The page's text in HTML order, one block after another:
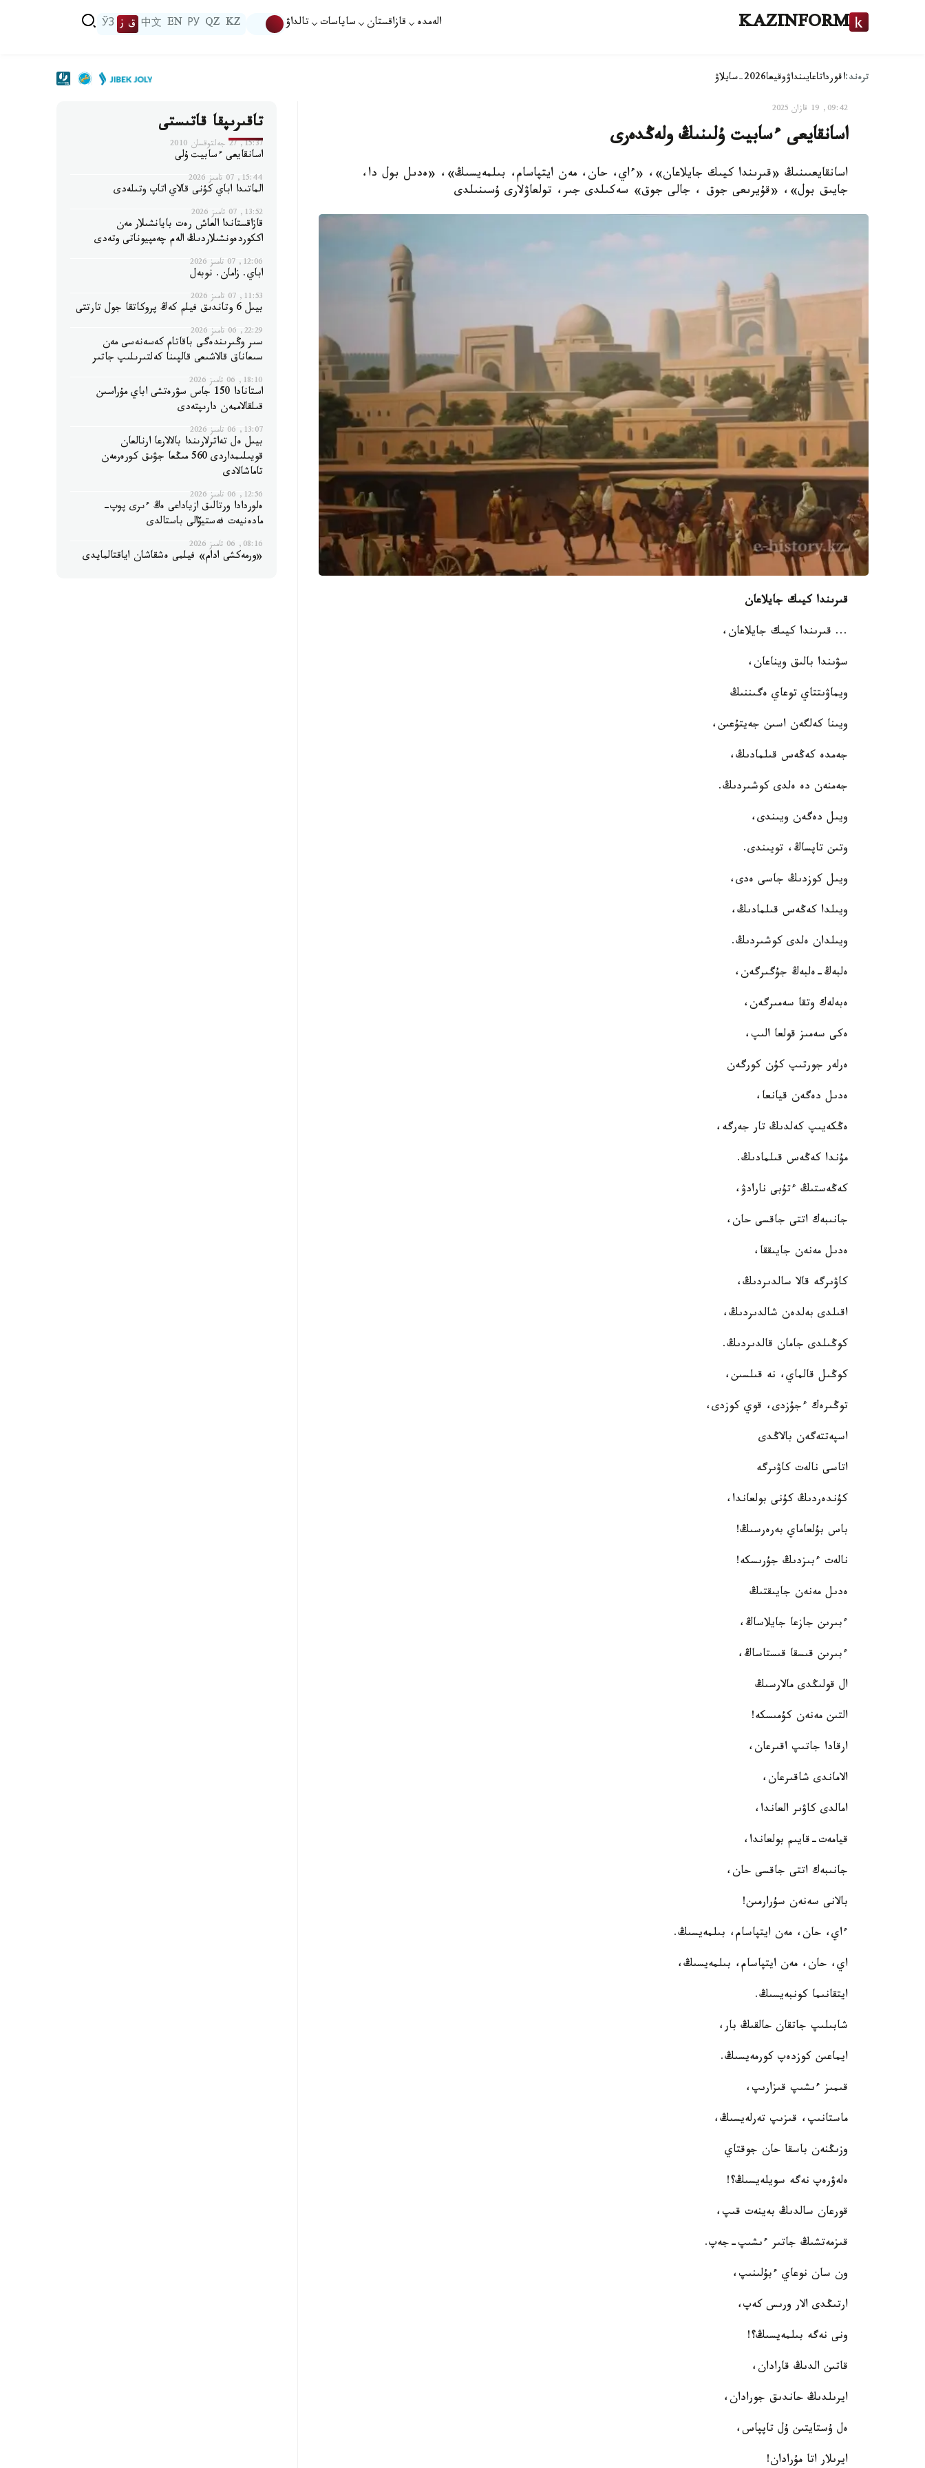
KAZINFORM الەمدە قازاقستان ساياسات تالداۋ KZ
QZ
РУ
EN
中文 ق ز ЎЗ
ترەند:اقورداتاعايىنداۋوقيعا2026-سايلاۋ
09:42, 19 قازان 2025
اسانقايعى ءسابيت ۇلىنىڭ ولەڭدەرى
اسانقايعىىنىڭ «قىرىندا كيىك جايلاعان»، «ءاي، حان، مەن ايتپاسام، بىلمەيسىڭ»، «ەدىل بول دا،
جايىق بول»، «قۇيرىعى جوق ، جالى جوق» سەكىلدى جىر، تولعاۋلارى ۇسىنىلدى
قىرىندا كيىك جايلاعان
... قىرىندا كيىك جايلاعان،
سۋىندا بالىق ويناعان،
ويماۋىتتاي توعاي ەگىننىڭ
ويىنا كەلگەن اسىن جەيتۇعىن،
جەمدە كەڭەس قىلمادىڭ،
جەمنەن دە ەلدى كوشىردىڭ.
ويىل دەگەن ويىندى،
وتىن تاپساڭ، تويىندى.
ويىل كوزدىڭ جاسى ەدى،
ويىلدا كەڭەس قىلمادىڭ،
ويىلدان ەلدى كوشىردىڭ.
ەلبەڭ-ەلبەڭ جۇگىرگەن،
ەبەلەك وتقا سەمىرگەن،
ەكى سەمىز قولعا الىپ،
ەرلەر جورتىپ كۇن كورگەن
ەدىل دەگەن قيانعا،
ەڭكەيىپ كەلدىڭ تار جەرگە،
مۇندا كەڭەس قىلمادىڭ.
كەڭەستىڭ ءتۇبى نارادۋ،
جانىبەك اتتى جاقسى حان،
ەدىل مەنەن جايىققا،
كاۋىرگە قالا سالدىردىڭ،
اقىلدى بەلدەن شالدىردىڭ،
كوڭىلدى جامان قالدىردىڭ.
كوڭىل قالماي، نە قىلسىن،
توڭىرەك ءجۇزدى، قوي كوزدى،
اسپەتتەگەن بالاڭدى
اتاسى نالەت كاۋىرگە
كۇندەردىڭ كۇنى بولعاندا،
باس بۇلعاماي بەرەرسىڭ!
نالەت ءبىزدىڭ جۇرىسكە!
ەدىل مەنەن جايىقتىڭ
ءبىرىن جازعا جايلاساڭ،
ءبىرىن قىسقا قىستاساڭ،
ال قولىڭدى مالارسىڭ
التىن مەنەن كۇمىسكە!
ارقادا جاتىپ اقىرعان،
الاماندى شاقىرعان،
امالدى كاۋىر العاندا،
قيامەت-قايىم بولعاندا،
جانىبەك اتتى جاقسى حان،
بالانى سەنەن سۇرارمىن!
ءاي، حان، مەن ايتپاسام، بىلمەيسىڭ.
اي، حان، مەن ايتپاسام، بىلمەيسىڭ،
ايتقانىما كونبەيسىڭ.
شابىلىپ جاتقان حالقىڭ بار،
ايماعىن كوزدەپ كورمەيسىڭ.
قىمىز ءىشىپ قىزارىپ،
ماستانىپ، قىزىپ تەرلەيسىڭ،
وزىڭنەن باسقا حان جوقتاي
ەلەۋرەپ نەگە سويلەيسىڭ؟!
قورعان سالدىڭ بەينەت قىپ،
قىزمەتشىڭ جاتىر ءىشىپ-جەپ.
ون سان نوعاي ءبۇلىنىپ،
ارتىڭدى الار ورىس كەپ،
ونى نەگە بىلمەيسىڭ؟!
قاتىن الدىڭ قارادان،
ايرىلدىڭ حاندىق جورادان،
ەل ۇستايتىن ۇل تاپپاس،
ايرىلار اتا مۇرادان!
تاقىرىپقا قاتىستى
15:37, 27 جەلتوقسان 2010
اسانقايعى ءسابيت ۇلى
15:44, 07 تامىز 2026
الماتىدا اباي كۇنى قالاي اتاپ وتىلەدى
13:52, 07 تامىز 2026
قازاقستاندا العاش رەت بايانشىلار مەن
اككوردەونشىلاردىڭ الەم چەمپيوناتى وتەدى
12:06, 07 تامىز 2026
اباي. زامان. نوبەل
11:53, 07 تامىز 2026
بيىل 6 وتاندىق فيلم كەڭ پروكاتقا جول تارتتى
22:29, 06 تامىز 2026
سىر وڭىرىندەگى باقاتام كەسەنەسى مەن
سىعاناق قالاشىعى قالپىنا كەلتىرىلىپ جاتىر
18:10, 06 تامىز 2026
استانادا 150 جاس سۋرەتشى اباي مۇراسىن
قىلقالاممەن دارىپتەدى
13:07, 06 تامىز 2026
بيىل ەل تەاترلارىندا بالالارعا ارنالعان
قويىلىمداردى 560 مىڭعا جۋىق كورەرمەن
تاماشالادى
12:56, 06 تامىز 2026
ەلوردادا ورتالىق ازياداعى ەڭ ءىرى پوپ-
مادەنيەت فەستيۆالى باستالدى
08:16, 06 تامىز 2026
«ورمەكشى ادام» فيلمى ەشقاشان اياقتالمايدى